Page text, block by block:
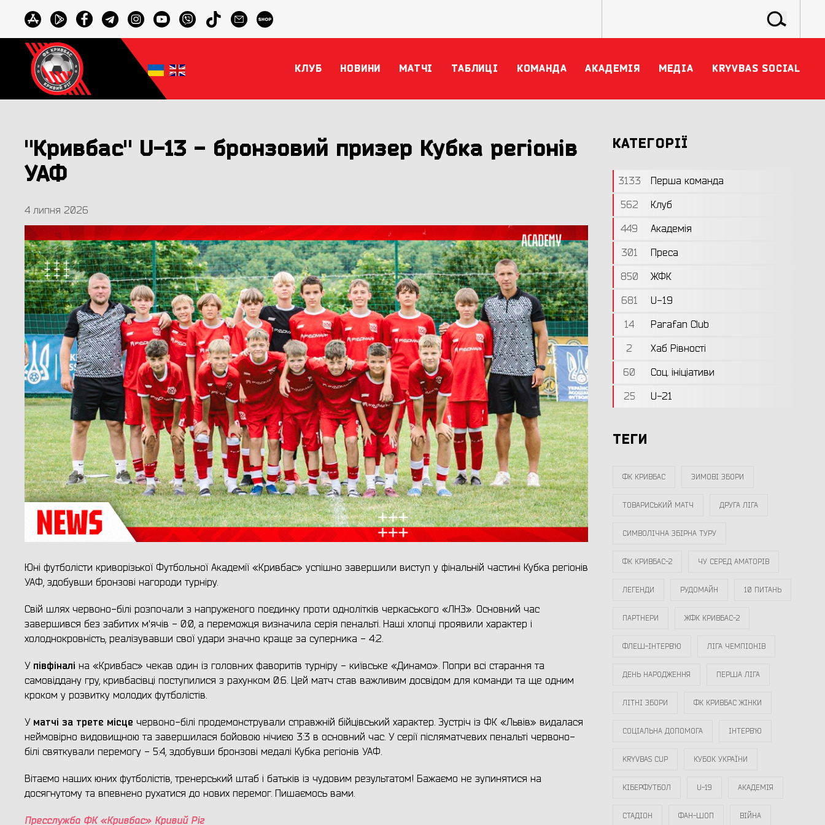
КЛУБ НОВИНИ МАТЧІ ТАБЛИЦІ КОМАНДА АКАДЕМІЯ МЕДІА KRYVBAS SOCIAL
"Кривбас" U-13 - бронзовий призер Кубка регіонів
УАФ
4 липня 2026
Юні футболісти криворізької Футбольної Академії «Кривбас» успішно завершили виступ у фінальній частині Кубка регіонів
УАФ, здобувши бронзові нагороди турніру.
Свій шлях червоно-білі розпочали з напруженого поєдинку проти однолітків черкаського «ЛНЗ». Основний час
завершився без забитих м'ячів - 0:0, а переможця визначила серія пенальті. Наші хлопці проявили характер і
холоднокровність, реалізувавши свої удари значно краще за суперника - 4:2.
У півфіналі на «Кривбас» чекав один із головних фаворитів турніру - київське «Динамо». Попри всі старання та
самовіддану гру, кривбасівці поступилися з рахунком 0:6. Цей матч став важливим досвідом для команди та ще одним
кроком у розвитку молодих футболістів.
У матчі за третє місце червоно-білі продемонстрували справжній бійцівський характер. Зустріч із ФК «Львів» видалася
неймовірно видовищною та завершилася бойовою нічиєю 3:3 в основний час. У серії післяматчевих пенальті червоно-
білі святкували перемогу - 5:4, здобувши бронзові медалі Кубка регіонів УАФ.
Вітаємо наших юних футболістів, тренерський штаб і батьків із чудовим результатом! Бажаємо не зупинятися на
досягнутому та впевнено рухатися до нових перемог. Пишаємось вами.
Пресслужба ФК «Кривбас» Кривий Ріг
КАТЕГОРІЇ
3133
Перша команда
562
Клуб
449
Академія
301
Преса
850
ЖФК
681
U-19
14
Parafan Club
2
Хаб Рівності
60
Соц. ініціативи
25
U-21
ТЕГИ
ФК КРИВБАС ЗИМОВІ ЗБОРИ
ТОВАРИСЬКИЙ МАТЧ ДРУГА ЛІГА
СИМВОЛІЧНА ЗБІРНА ТУРУ
ФК КРИВБАС-2 ЧУ СЕРЕД АМАТОРІВ
ЛЕГЕНДИ РУДОМАЙН 10 ПИТАНЬ
ПАРТНЕРИ ЖФК КРИВБАС-2
ФЛЕШ-ІНТЕРВ`Ю ЛІГА ЧЕМПІОНІВ
ДЕНЬ НАРОДЖЕННЯ ПЕРША ЛІГА
ЛІТНІ ЗБОРИ ФК КРИВБАС ЖІНКИ
СОЦІАЛЬНА ДОПОМОГА ІНТЕРВ`Ю
KRYVBAS CUP КУБОК УКРАЇНИ
КІБЕРФУТБОЛ U-19 АКАДЕМІЯ
СТАДІОН ФАН-ШОП ВІЙНА